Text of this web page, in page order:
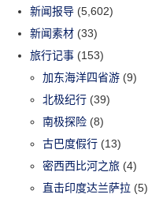
新闻报导 (5,602)
新闻素材 (33)
旅行记事 (153)
加东海洋四省游 (9)
北极纪行 (39)
南极探险 (8)
古巴度假行 (13)
密西西比河之旅 (4)
直击印度达兰萨拉 (5)